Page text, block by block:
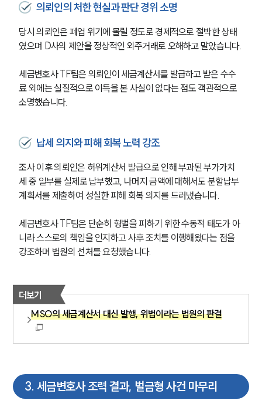
의뢰인의 처한 현실과 판단 경위 소명
당시 의뢰인은 폐업 위기에 몰릴 정도로 경제적으로 절박한 상태
였으며 D사의 제안을 정상적인 외주거래로 오해하고 말았습니다.
세금변호사 TF팀은 의뢰인이 세금계산서를 발급하고 받은 수수
료 외에는 실질적으로 이득을 본 사실이 없다는 점도 객관적으로
소명했습니다.
납세 의지와 피해 회복 노력 강조
조사 이후 의뢰인은 허위계산서 발급으로 인해 부과된 부가가치
세 중 일부를 실제로 납부했고, 나머지 금액에 대해서도 분할납부
계획서를 제출하여 성실한 피해 회복 의지를 드러냈습니다.
세금변호사 TF팀은 단순히 형벌을 피하기 위한 수동적 태도가 아
니라 스스로의 책임을 인지하고 사후 조치를 이행해왔다는 점을
강조하며 법원의 선처를 요청했습니다.
더보기
MSO의 세금계산서 대신 발행, 위법이라는 법원의 판결
3. 세금변호사 조력 결과, 벌금형 사건 마무리